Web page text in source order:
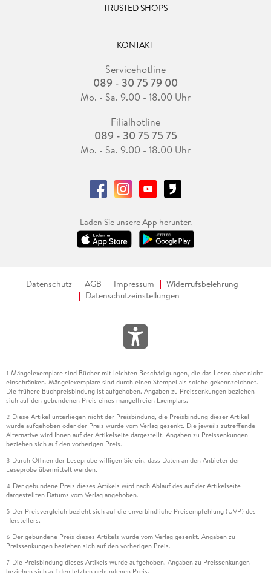
TRUSTED SHOPS
KONTAKT
Servicehotline
089 - 30 75 79 00
Mo. - Sa. 9.00 - 18.00 Uhr
Filialhotline
089 - 30 75 75 75
Mo. - Sa. 9.00 - 18.00 Uhr
Laden Sie unsere App herunter.
Datenschutz AGB Impressum
Widerrufsbelehrung
Datenschutzeinstellungen
1 Mängelexemplare sind Bücher mit leichten Beschädigungen, die das Lesen aber nicht
einschränken. Mängelexemplare sind durch einen Stempel als solche gekennzeichnet.
Die frühere Buchpreisbindung ist aufgehoben. Angaben zu Preissenkungen beziehen
sich auf den gebundenen Preis eines mangelfreien Exemplars.
2 Diese Artikel unterliegen nicht der Preisbindung, die Preisbindung dieser Artikel
wurde aufgehoben oder der Preis wurde vom Verlag gesenkt. Die jeweils zutreffende
Alternative wird Ihnen auf der Artikelseite dargestellt. Angaben zu Preissenkungen
beziehen sich auf den vorherigen Preis.
3 Durch Öffnen der Leseprobe willigen Sie ein, dass Daten an den Anbieter der
Leseprobe übermittelt werden.
4 Der gebundene Preis dieses Artikels wird nach Ablauf des auf der Artikelseite
dargestellten Datums vom Verlag angehoben.
5 Der Preisvergleich bezieht sich auf die unverbindliche Preisempfehlung (UVP) des
Herstellers.
6 Der gebundene Preis dieses Artikels wurde vom Verlag gesenkt. Angaben zu
Preissenkungen beziehen sich auf den vorherigen Preis.
7 Die Preisbindung dieses Artikels wurde aufgehoben. Angaben zu Preissenkungen
beziehen sich auf den letzten gebundenen Preis.